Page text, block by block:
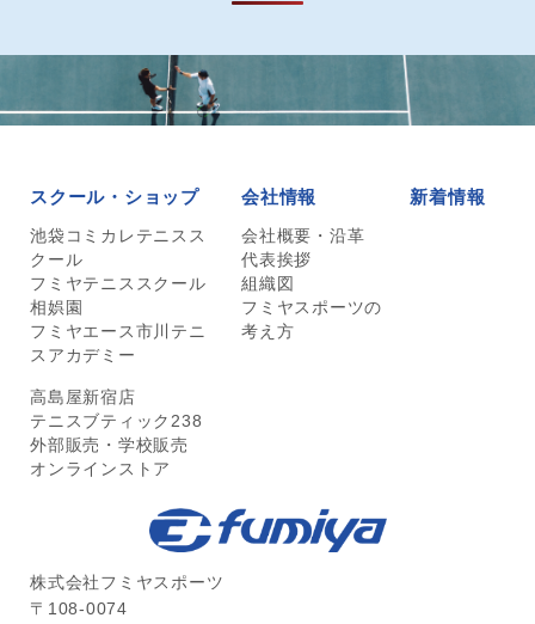
株式会社フミヤスポーツ
〒108-0074
スクール・ショップ
池袋コミカレテニスス
クール
フミヤテニススクール
相娯園
フミヤエース市川テニ
スアカデミー
高島屋新宿店
テニスブティック238
外部販売・学校販売
オンラインストア
会社情報
会社概要・沿革
代表挨拶
組織図
フミヤスポーツの
考え方
新着情報